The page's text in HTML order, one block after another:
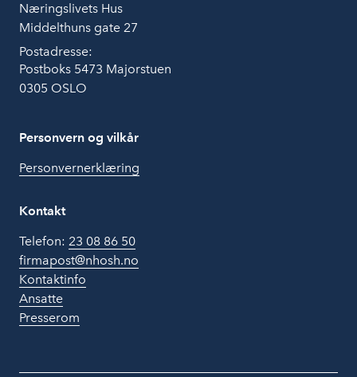
Næringslivets Hus
Middelthuns gate 27
Postadresse:
Postboks 5473 Majorstuen
0305 OSLO
Personvern og vilkår
Personvernerklæring
Kontakt
Telefon: 23 08 86 50
firmapost@nhosh.no
Kontaktinfo
Ansatte
Presserom